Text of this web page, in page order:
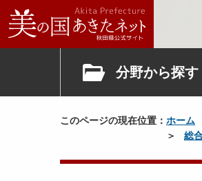
分野から探す
このページの現在位置： ホーム
総